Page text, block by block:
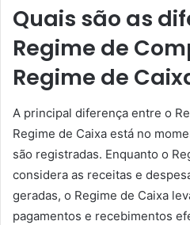
Quais são as
Regime de
Regime de
A principal diferença entre o
Regime de Caixa está no
são registradas. Enquanto o
considera as receitas e
geradas, o Regime de Caixa
pagamentos e recebimentos